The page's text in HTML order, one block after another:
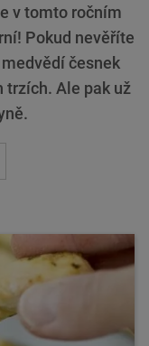
v tomto ročním
Pokud nevěříte
česnek
trzích. Ale pak už